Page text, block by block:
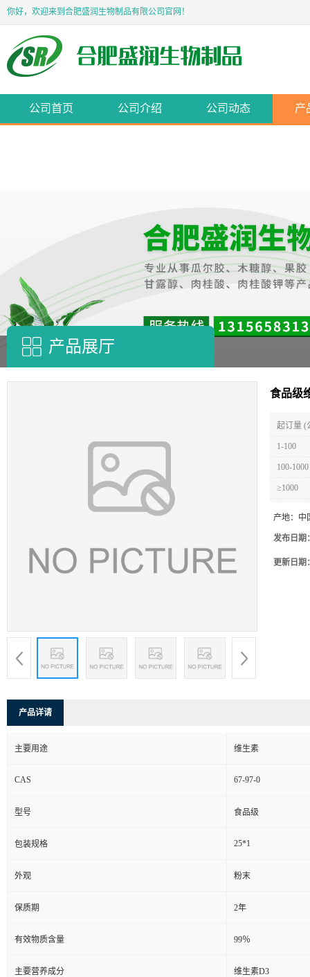
你好，欢迎来到合肥盛润生物制品有限公司官网！
公司首页 公司介绍 公司动态 产
产品展厅
食品级
起订量 (
1-100
100-1000
≥1000
产地： 中
发布日期
更新日期
产品详请
主要用途 维生素
CAS 67-97-0
型号 食品级
包装规格 25*1
外观 粉末
保质期 2年
有效物质含量 99％
主要营养成分 维生素D3